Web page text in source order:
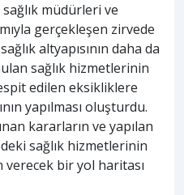
müdürleri ve
gerçekleşen zirvede
altyapısının daha da
sağlık hizmetlerinin
edilen eksikliklere
yapılması oluşturdu.
kararların ve yapılan
sağlık hizmetlerinin
bir yol haritası